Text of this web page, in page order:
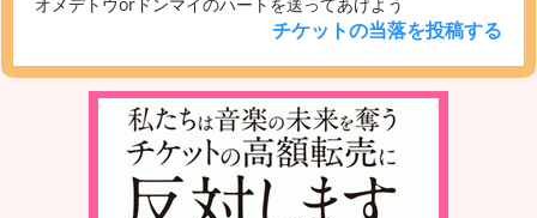
チケットの当落を投稿する